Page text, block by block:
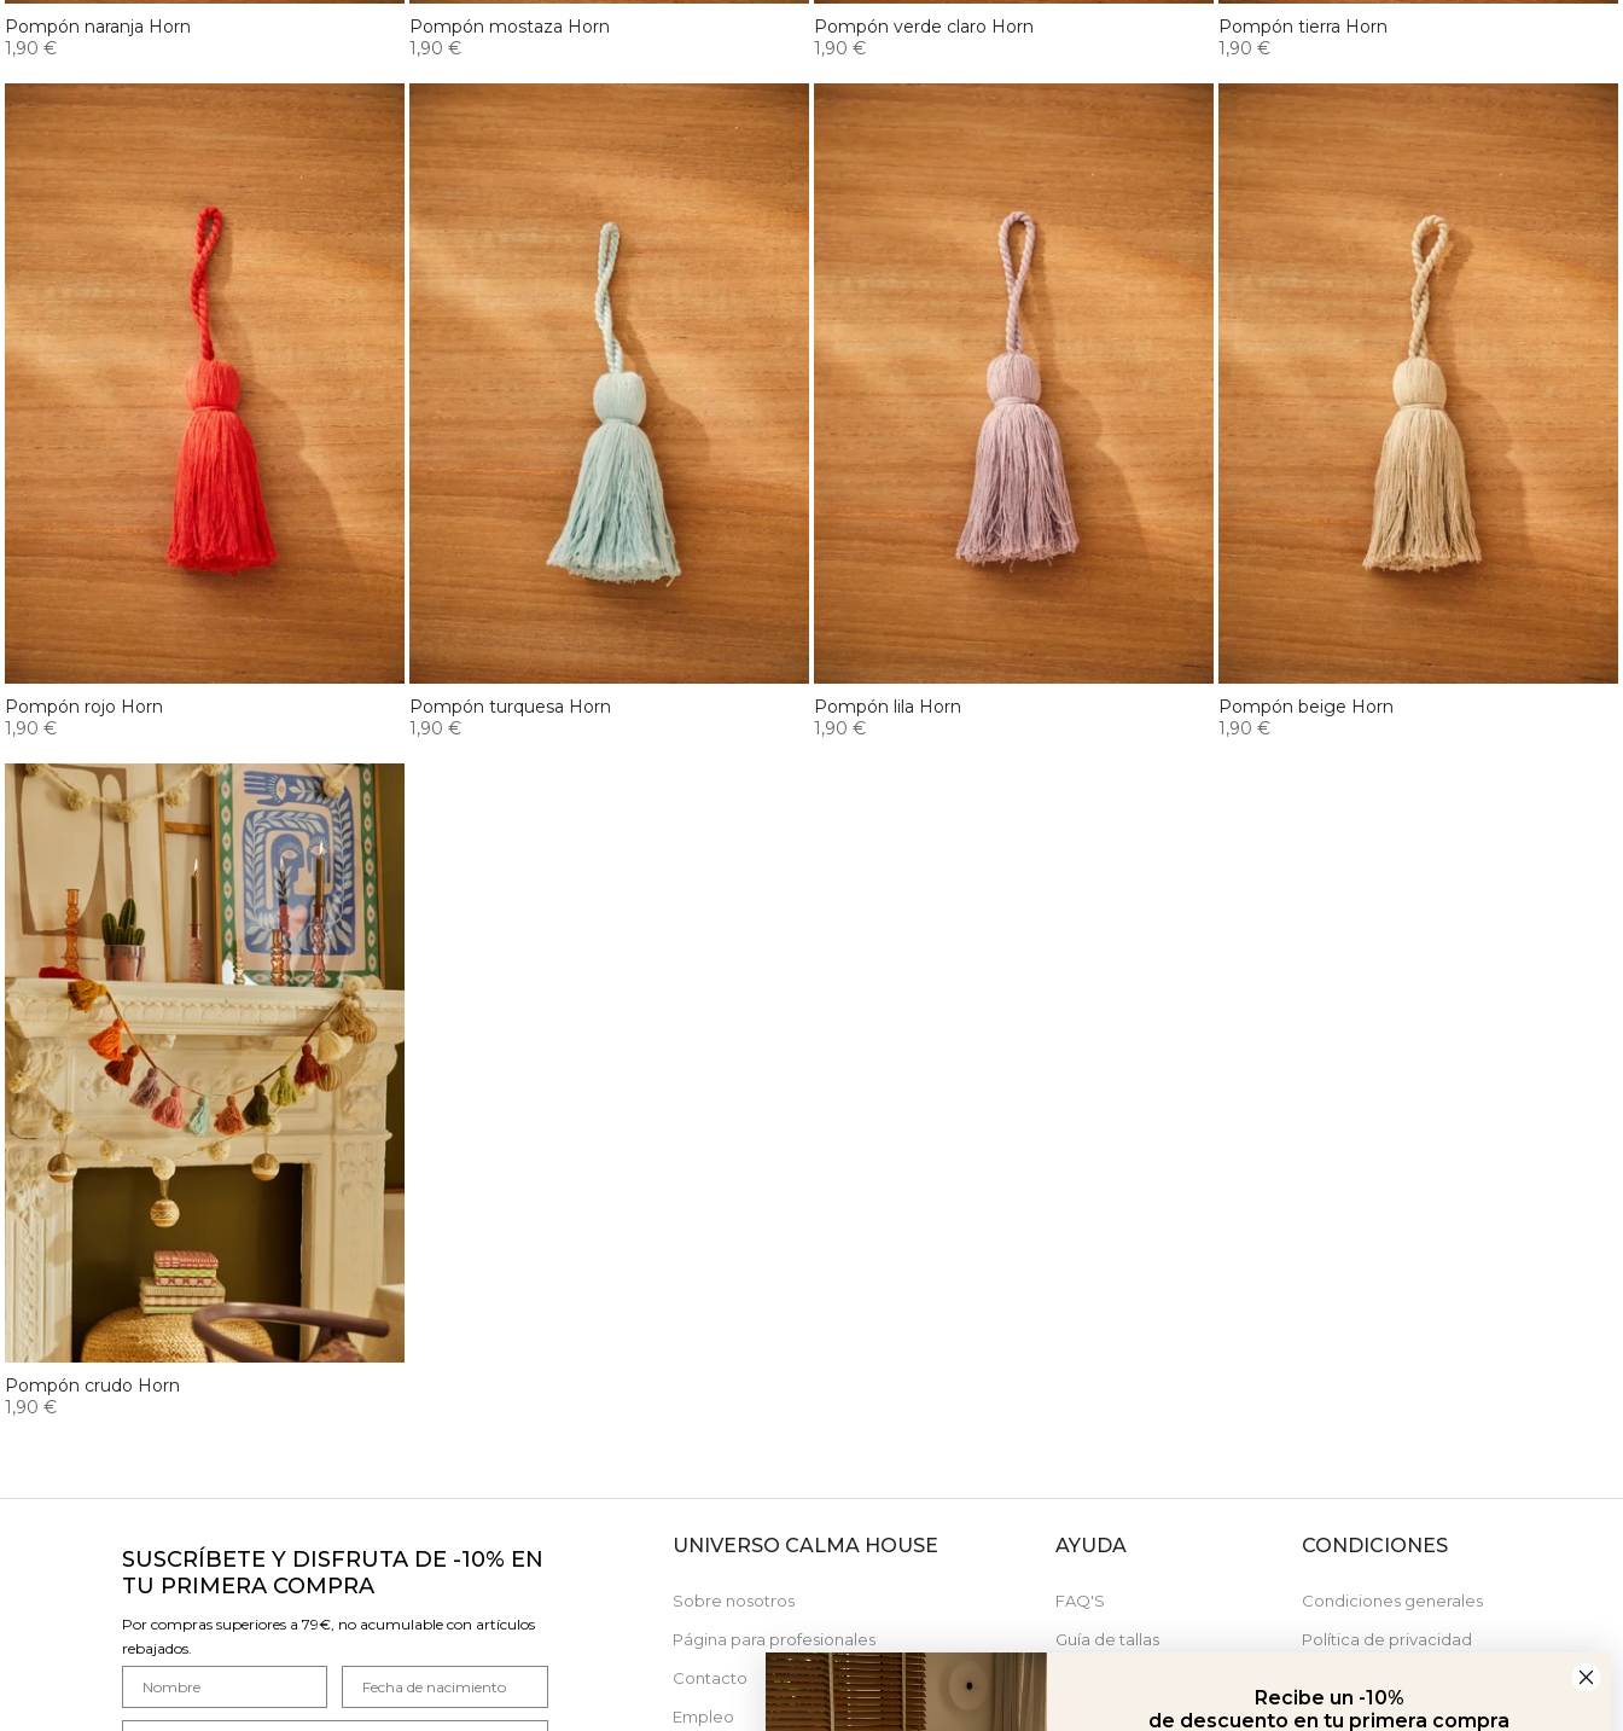
Pompón naranja Horn
1,90 €
Pompón mostaza Horn
1,90 €
Pompón verde claro Horn
1,90 €
Pompón tierra Horn
1,90 €
Pompón rojo Horn
1,90 €
Pompón turquesa Horn
1,90 €
Pompón lila Horn
1,90 €
Pompón beige Horn
1,90 €
Pompón crudo Horn
1,90 €
SUSCRÍBETE Y DISFRUTA DE -10% EN
TU PRIMERA COMPRA
Por compras superiores a 79€, no acumulable con artículos
rebajados.
UNIVERSO CALMA HOUSE
Sobre nosotros
Página para profesionales
Contacto
Empleo
AYUDA
FAQ'S
Guía de tallas
CONDICIONES
Condiciones generales
Política de privacidad
Derecho de desistimiento
Recibe un -10%
de descuento en tu primera compra